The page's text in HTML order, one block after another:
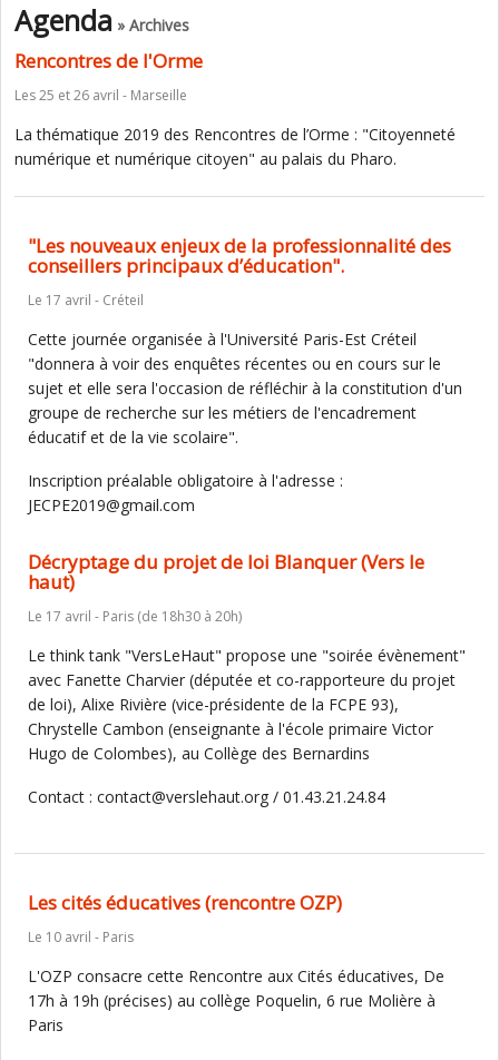
Agenda » Archives
Rencontres de l'Orme
Les 25 et 26 avril - Marseille
La thématique 2019 des Rencontres de l’Orme : "Citoyenneté
numérique et numérique citoyen" au palais du Pharo.
"Les nouveaux enjeux de la professionnalité des
conseillers principaux d’éducation".
Le 17 avril - Créteil
Cette journée organisée à l'Université Paris-Est Créteil
"donnera à voir des enquêtes récentes ou en cours sur le
sujet et elle sera l'occasion de réfléchir à la constitution d'un
groupe de recherche sur les métiers de l'encadrement
éducatif et de la vie scolaire".
Inscription préalable obligatoire à l'adresse :
JECPE2019@gmail.com
Décryptage du projet de loi Blanquer (Vers le
haut)
Le 17 avril - Paris (de 18h30 à 20h)
Le think tank "VersLeHaut" propose une "soirée évènement"
avec Fanette Charvier (députée et co-rapporteure du projet
de loi), Alixe Rivière (vice-présidente de la FCPE 93),
Chrystelle Cambon (enseignante à l'école primaire Victor
Hugo de Colombes), au Collège des Bernardins
Contact : contact@verslehaut.org / 01.43.21.24.84
Les cités éducatives (rencontre OZP)
Le 10 avril - Paris
L'OZP consacre cette Rencontre aux Cités éducatives, De
17h à 19h (précises) au collège Poquelin, 6 rue Molière à
Paris